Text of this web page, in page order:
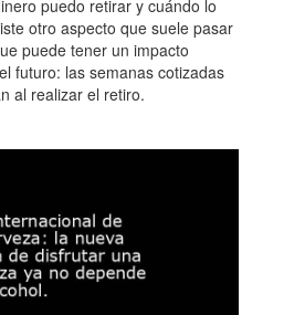
puedo retirar y cuándo lo
otro aspecto que suele pasar
puede tener un impacto
futuro: las semanas cotizadas
al realizar el retiro.